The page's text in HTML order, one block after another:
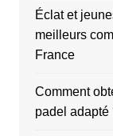
Éclat et
meilleurs
France
Comment
padel adapté